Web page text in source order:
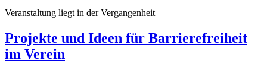
Veranstaltung liegt in der Vergangenheit
Projekte und Ideen für Barrierefreiheit
im Verein